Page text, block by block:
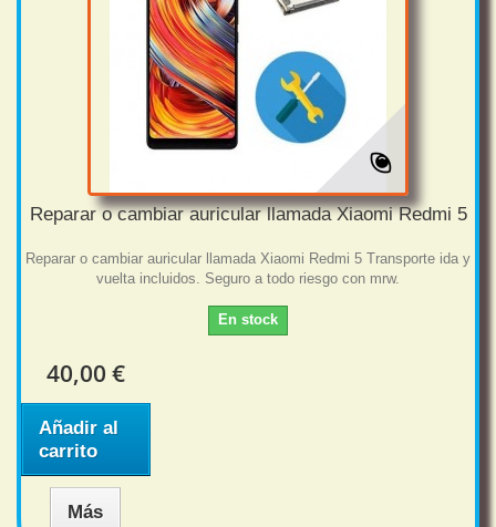
Reparar o cambiar auricular llamada Xiaomi Redmi 5
Reparar o cambiar auricular llamada Xiaomi Redmi 5 Transporte ida y
vuelta incluidos. Seguro a todo riesgo con mrw.
En stock
40,00 €
Añadir al
carrito
Más